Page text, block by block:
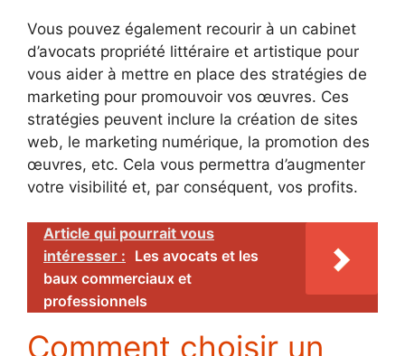
Vous pouvez également recourir à un cabinet
d’avocats propriété littéraire et artistique pour
vous aider à mettre en place des stratégies de
marketing pour promouvoir vos œuvres. Ces
stratégies peuvent inclure la création de sites
web, le marketing numérique, la promotion des
œuvres, etc. Cela vous permettra d’augmenter
votre visibilité et, par conséquent, vos profits.
Article qui pourrait vous
intéresser : Les avocats et les
baux commerciaux et
professionnels
Comment choisir un